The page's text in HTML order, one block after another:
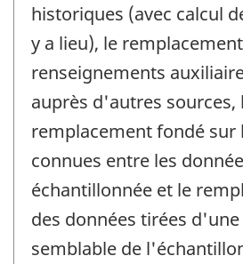
historiques (avec calcul
y a lieu), le
renseignements
auprès d'autres sources,
remplacement fondé sur
connues entre les
échantillonnée et le
des données tirées
semblable de